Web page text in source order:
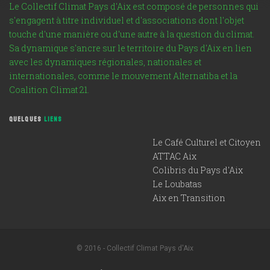
Le Collectif Climat Pays d'Aix est composé de personnes qui
s'engagent à titre individuel et d'associations dont l'objet
touche d'une manière ou d'une autre à la question du climat.
Sa dynamique s'ancre sur le territoire du Pays d'Aix en lien
avec les dynamiques régionales, nationales et
internationales, comme le mouvement Alternatiba et la
Coalition Climat 21.
QUELQUES LIENS
Le Café Culturel et Citoyen
ATTAC Aix
Colibris du Pays d'Aix
Le Loubatas
Aix en Transition
© 2016 - Collectif Climat Pays d'Aix